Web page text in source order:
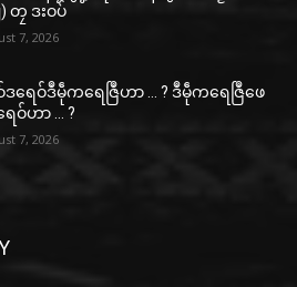
တၠ ဒးဝပ်
7, 2026
ဒရေဝ်ဒဳမဵုကရေဇြဳဟာ … ? ဒဳမဵုကရေဇြဳဖေ
ေဝ်ဟာ … ?
7, 2026